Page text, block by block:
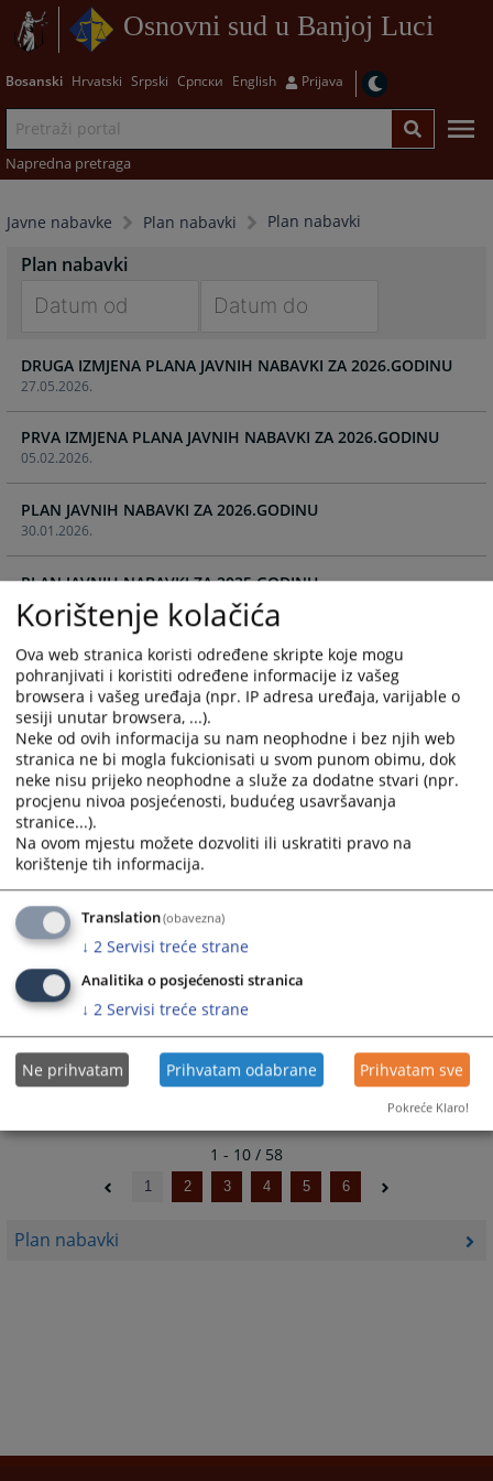
Osnovni sud u Banjoj Luci
Bosanski Hrvatski Srpski Српски English Prijava
Napredna pretraga
Javne nabavke Plan nabavki Plan nabavki
Plan nabavki
Plan nabavki
forward
to
interact
with
the
calendar
and
select
a
date.
Press
the
question
mark
key
to
get
the
keyboard
shortcuts
for
changing
forward
interact
with
calendar
and
a
date.
Press
the
question
mark
key
to
get
the
keyboard
for
changing
27.05.2026.
DRUGA IZMJENA PLANA JAVNIH NABAVKI ZA 2026.GODINU
05.02.2026.
PRVA IZMJENA PLANA JAVNIH NABAVKI ZA 2026.GODINU
30.01.2026.
PLAN JAVNIH NABAVKI ZA 2026.GODINU
17.01.2025.
PLAN JAVNIH NABAVKI ZA 2025.GODINU
17.01.2025.
TREĆA IZMJENA PLANA JAVNIH NABAVKI ZA 2024.GODINU
17.01.2025.
PETA IZMJENA PLANA JAVNIH NABAVKI ZA 2024.GODINU -
Copy
17.01.2025.
ŠESTA IZMJENA PLANA JAVNIH NABAVKI ZA 2024.GODINU
17.01.2025.
ČETVRTA IZMJENA PLANA JAVNIH NABAVKI ZA 2024.GODINU
01.10.2024.
DRUGA IZMJENA PLANA JAVNIH NABAVKI ZA 2024.GODINU
20.09.2024.
PRVA IZMJENA PLANA JAVNIH NABAVKI ZA 2024.GODINU
1 - 10 / 58
1 2 3 4 5 6
Korištenje kolačića
Ova web stranica koristi određene skripte koje mogu
pohranjivati i koristiti određene informacije iz vašeg
browsera i vašeg uređaja (npr. IP adresa uređaja, varijable o
sesiji unutar browsera, ...).
Neke od ovih informacija su nam neophodne i bez njih web
stranica ne bi mogla fukcionisati u svom punom obimu, dok
neke nisu prijeko neophodne a služe za dodatne stvari (npr.
procjenu nivoa posjećenosti, budućeg usavršavanja
stranice...).
Na ovom mjestu možete dozvoliti ili uskratiti pravo na
korištenje tih informacija.
Translation(obavezna)
↓ 2 Servisi treće strane
Analitika o posjećenosti stranica
↓ 2 Servisi treće strane
Ne prihvatam Prihvatam odabrane Prihvatam sve
Pokreće Klaro!